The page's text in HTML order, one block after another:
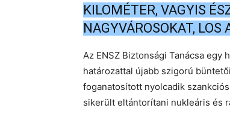
KILOMÉTER, VAGYIS
NAGYVÁROSOKAT, LOS
Az ENSZ Biztonsági Tanácsa
határozattal újabb szigorú
foganatosított nyolcadik
sikerült eltántorítani nukleáris és